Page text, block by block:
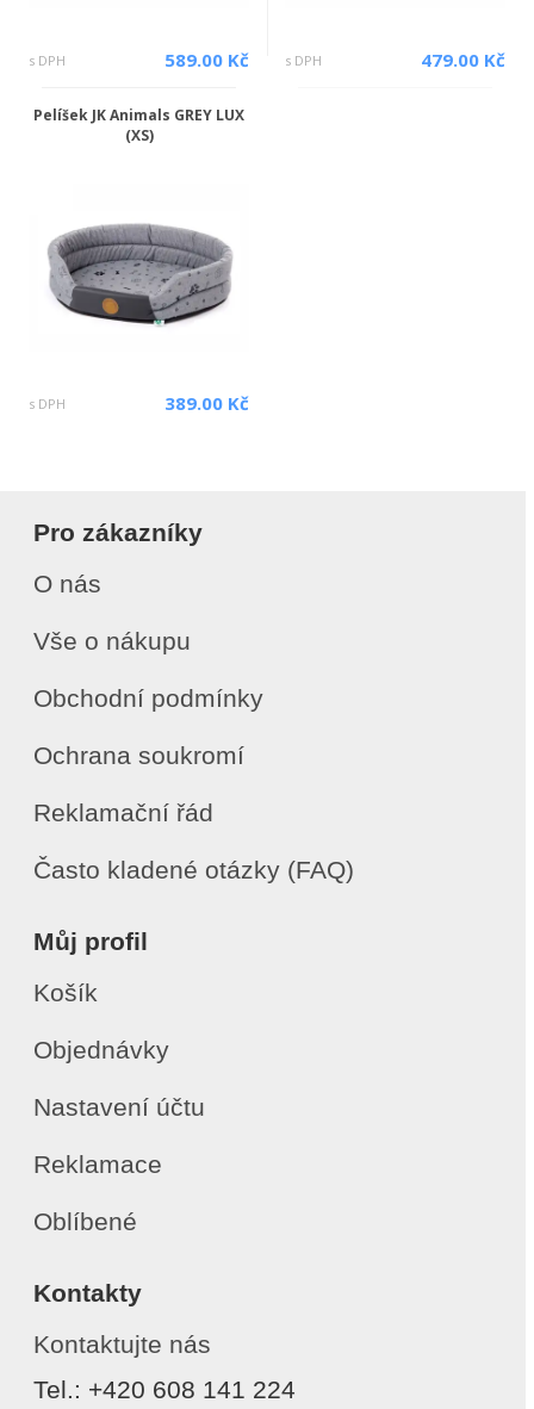
s DPH 589.00 Kč s DPH 479.00 Kč
Pelíšek JK Animals GREY LUX
(XS)
s DPH 389.00 Kč
Pro zákazníky
O nás
Vše o nákupu
Obchodní podmínky
Ochrana soukromí
Reklamační řád
Často kladené otázky (FAQ)
Můj profil
Košík
Objednávky
Nastavení účtu
Reklamace
Oblíbené
Kontakty
Kontaktujte nás
Tel.: +420 608 141 224